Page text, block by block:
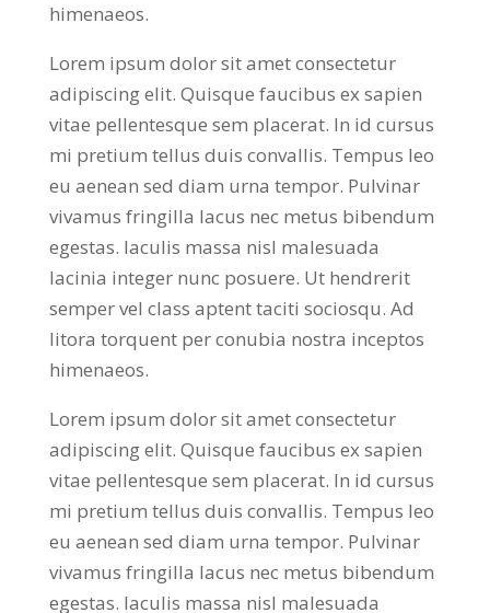
himenaeos.
Lorem ipsum dolor sit amet consectetur
adipiscing elit. Quisque faucibus ex sapien
vitae pellentesque sem placerat. In id cursus
mi pretium tellus duis convallis. Tempus leo
eu aenean sed diam urna tempor. Pulvinar
vivamus fringilla lacus nec metus bibendum
egestas. Iaculis massa nisl malesuada
lacinia integer nunc posuere. Ut hendrerit
semper vel class aptent taciti sociosqu. Ad
litora torquent per conubia nostra inceptos
himenaeos.
Lorem ipsum dolor sit amet consectetur
adipiscing elit. Quisque faucibus ex sapien
vitae pellentesque sem placerat. In id cursus
mi pretium tellus duis convallis. Tempus leo
eu aenean sed diam urna tempor. Pulvinar
vivamus fringilla lacus nec metus bibendum
egestas. Iaculis massa nisl malesuada